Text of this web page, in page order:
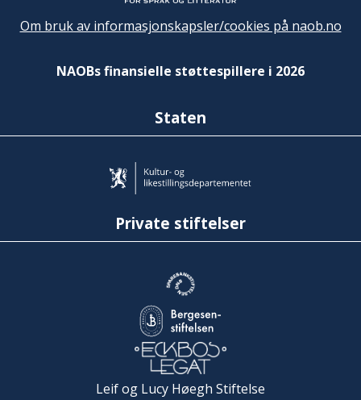
Om bruk av informasjonskapsler/cookies på naob.no
NAOBs finansielle støttespillere i 2026
Staten
Private stiftelser
Leif og Lucy Høegh Stiftelse